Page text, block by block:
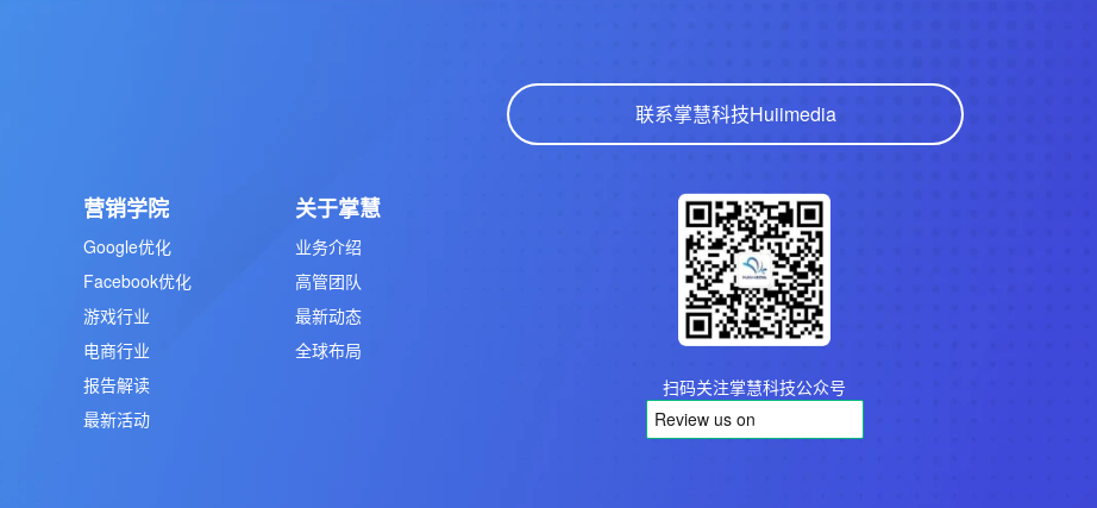
联系掌慧科技Huiimedia
营销学院
Google优化
Facebook优化
游戏行业
电商行业
报告解读
最新活动
关于掌慧
业务介绍
高管团队
最新动态
全球布局
扫码关注掌慧科技公众号